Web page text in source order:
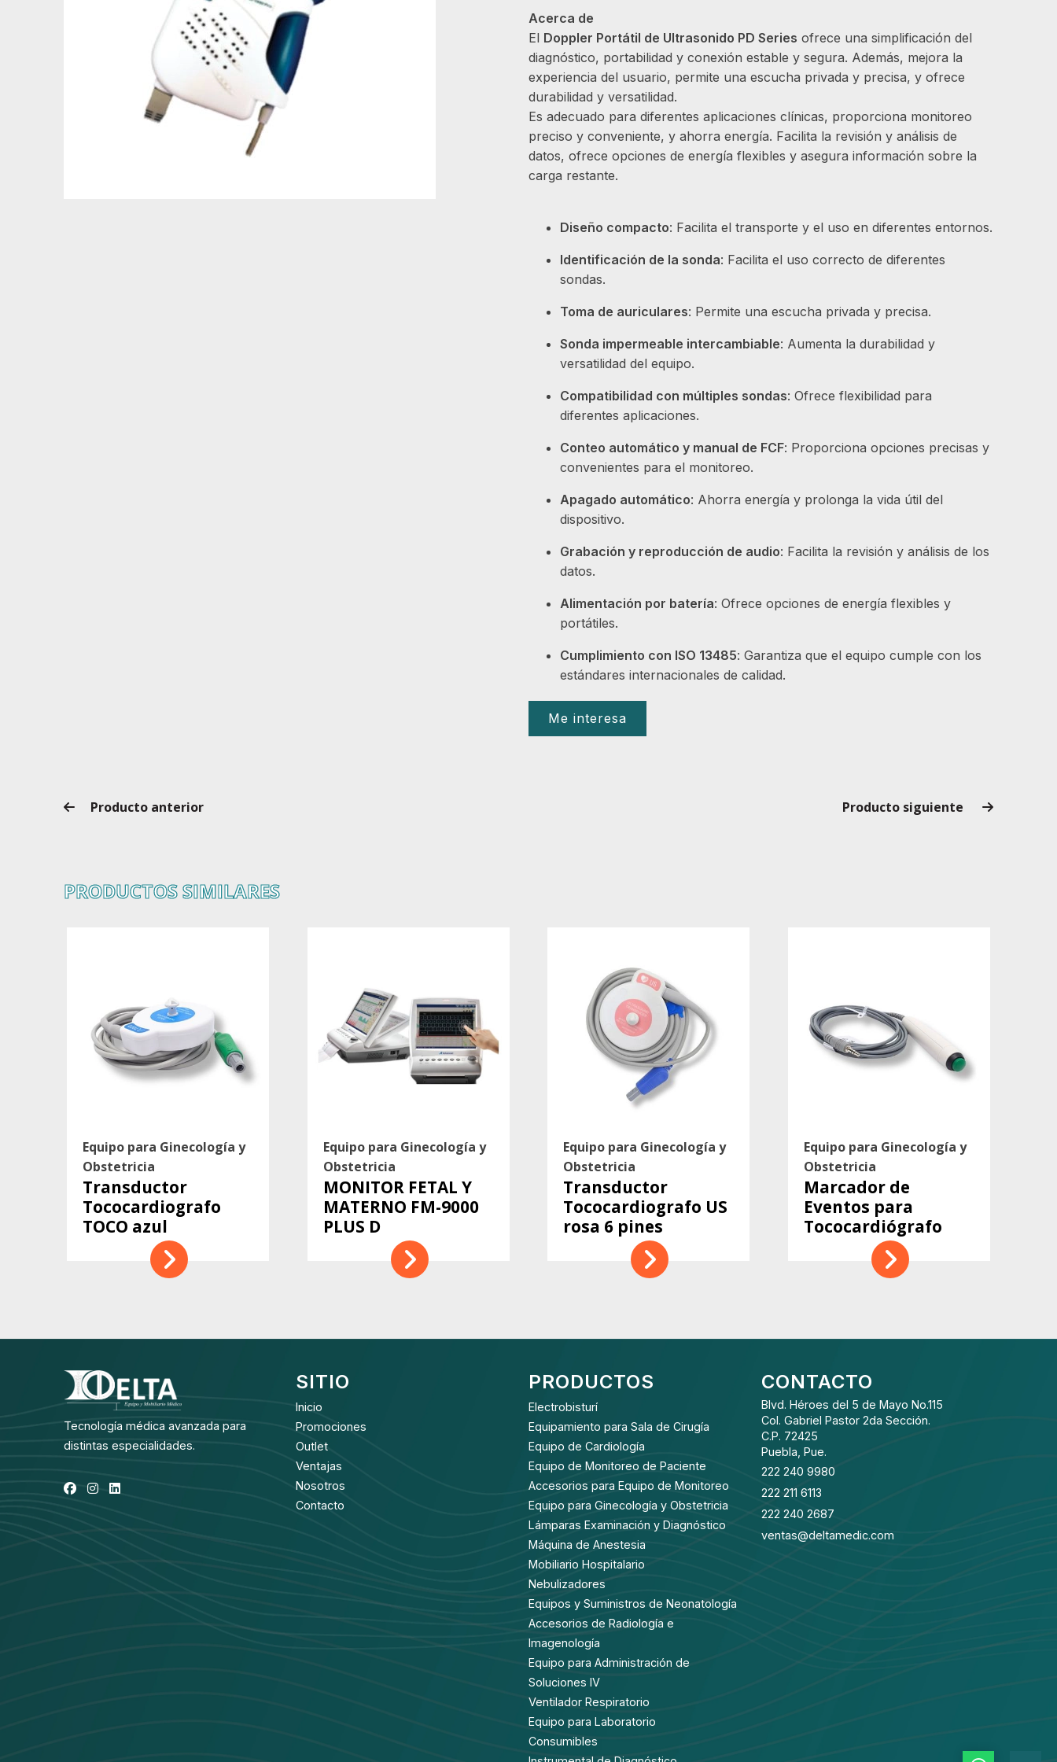
Acerca de
El Doppler Portátil de Ultrasonido PD Series ofrece una simplificación del
diagnóstico, portabilidad y conexión estable y segura. Además, mejora la
experiencia del usuario, permite una escucha privada y precisa, y ofrece
durabilidad y versatilidad.
Es adecuado para diferentes aplicaciones clínicas, proporciona monitoreo
preciso y conveniente, y ahorra energía. Facilita la revisión y análisis de
datos, ofrece opciones de energía flexibles y asegura información sobre la
carga restante.
Diseño compacto: Facilita el transporte y el uso en diferentes entornos.
Identificación de la sonda: Facilita el uso correcto de diferentes
sondas.
Toma de auriculares: Permite una escucha privada y precisa.
Sonda impermeable intercambiable: Aumenta la durabilidad y
versatilidad del equipo.
Compatibilidad con múltiples sondas: Ofrece flexibilidad para
diferentes aplicaciones.
Conteo automático y manual de FCF: Proporciona opciones precisas y
convenientes para el monitoreo.
Apagado automático: Ahorra energía y prolonga la vida útil del
dispositivo.
Grabación y reproducción de audio: Facilita la revisión y análisis de los
datos.
Alimentación por batería: Ofrece opciones de energía flexibles y
portátiles.
Cumplimiento con ISO 13485: Garantiza que el equipo cumple con los
estándares internacionales de calidad.
Me interesa
Producto anterior Producto siguiente
PRODUCTOS SIMILARES
Equipo para Ginecología y
Obstetricia
Transductor
Tococardiografo
TOCO azul
Equipo para Ginecología y
Obstetricia
MONITOR FETAL Y
MATERNO FM-9000
PLUS D
Equipo para Ginecología y
Obstetricia
Transductor
Tococardiografo US
rosa 6 pines
Equipo para Ginecología y
Obstetricia
Marcador de
Eventos para
Tococardiógrafo
Tecnología médica avanzada para
distintas especialidades.
SITIO
Inicio
Promociones
Outlet
Ventajas
Nosotros
Contacto
PRODUCTOS
Electrobisturí
Equipamiento para Sala de Cirugía
Equipo de Cardiología
Equipo de Monitoreo de Paciente
Accesorios para Equipo de Monitoreo
Equipo para Ginecología y Obstetricia
Lámparas Examinación y Diagnóstico
Máquina de Anestesia
Mobiliario Hospitalario
Nebulizadores
Equipos y Suministros de Neonatología
Accesorios de Radiología e
Imagenología
Equipo para Administración de
Soluciones IV
Ventilador Respiratorio
Equipo para Laboratorio
Consumibles
CONTACTO
Blvd. Héroes del 5 de Mayo No.115
Col. Gabriel Pastor 2da Sección.
C.P. 72425
Puebla, Pue.
222 240 9980
222 211 6113
222 240 2687
ventas@deltamedic.com